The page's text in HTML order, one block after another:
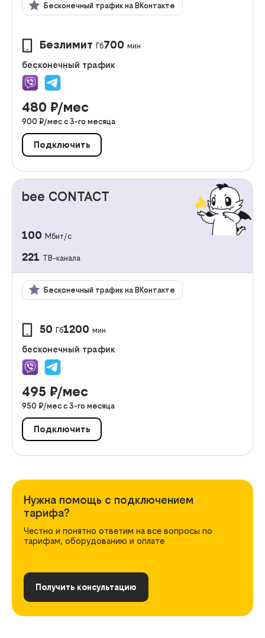
Бесконечный трафик на ВКонтакте
Безлимит Гб700 мин
бесконечный трафик
480 ₽/мес
900 ₽/мес с 3-го месяца
Подключить
bee CONTACT
100 Мбит/с
221 ТВ-канала
Бесконечный трафик на ВКонтакте
50 Гб1200 мин
бесконечный трафик
495 ₽/мес
950 ₽/мес с 3-го месяца
Подключить
Нужна помощь с подключением
тарифа?
Честно и понятно ответим на все вопросы по
тарифам, оборудованию и оплате
Получить консультацию